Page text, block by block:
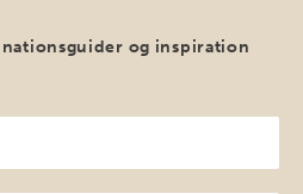
og inspiration